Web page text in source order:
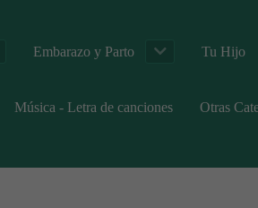
Embarazo y Parto Tu Hijo
Música - Letra de canciones Otras